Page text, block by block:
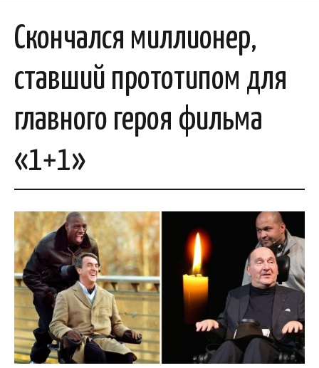
Скончался миллионер,
ставший прототипом для
главного героя фильма
«1+1»